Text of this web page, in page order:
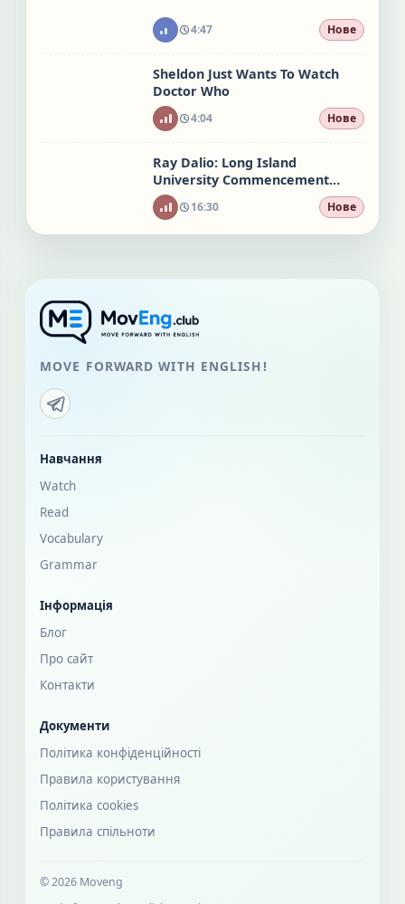
4:47 Нове
Sheldon Just Wants To Watch
Doctor Who
4:04 Нове
Ray Dalio: Long Island
University Commencement
Speech
16:30 Нове
MOVE FORWARD WITH ENGLISH!
Навчання
Watch
Read
Vocabulary
Grammar
Інформація
Блог
Про сайт
Контакти
Документи
Політика конфіденційності
Правила користування
Політика cookies
Правила спільноти
© 2026 Moveng